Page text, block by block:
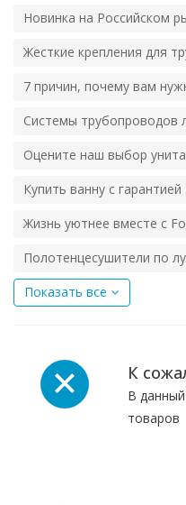
Новинка на Российском
Жесткие крепления для
7 причин, почему вам
Системы трубопроводов
Оцените наш выбор
Купить ванну с гарантией
Жизнь уютнее вместе с
Полотенцесушители по
Показать все
К
В
товаров